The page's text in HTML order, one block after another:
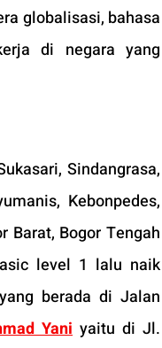
globalisasi, bahasa
di negara yang
Sindangrasa,
Kebonpedes,
Barat, Bogor Tengah
level 1 lalu naik
yang berada di Jalan
Yani yaitu di Jl.